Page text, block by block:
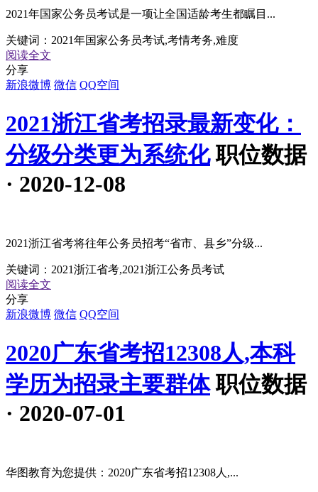
2021年国家公务员考试是一项让全国适龄考生都瞩目...
关键词： 2021年国家公务员考试,考情考务,难度
阅读全文
分享
新浪微博 微信 QQ空间
2021浙江省考招录最新变化：
分级分类更为系统化 职位数据
· 2020-12-08
2021浙江省考将往年公务员招考“省市、县乡”分级...
关键词： 2021浙江省考,2021浙江公务员考试
阅读全文
分享
新浪微博 微信 QQ空间
2020广东省考招12308人,本科
学历为招录主要群体 职位数据
· 2020-07-01
华图教育为您提供：2020广东省考招12308人,...